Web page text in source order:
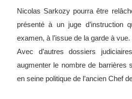
Nicolas Sarkozy pourra être
présenté à un juge d’instruction
examen, à l’issue de la garde à vue.
Avec d’autres dossiers
augmenter le nombre de barrières
en seine politique de l’ancien Chef